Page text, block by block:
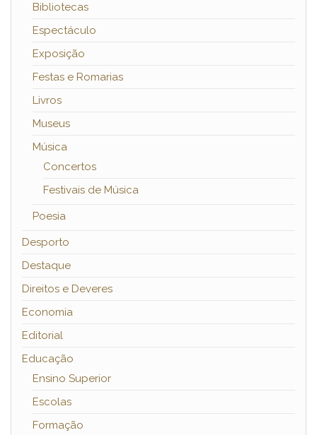
Bibliotecas
Espectáculo
Exposição
Festas e Romarias
Livros
Museus
Música
Concertos
Festivais de Música
Poesia
Desporto
Destaque
Direitos e Deveres
Economia
Editorial
Educação
Ensino Superior
Escolas
Formação